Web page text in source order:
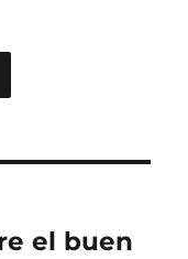
el buen